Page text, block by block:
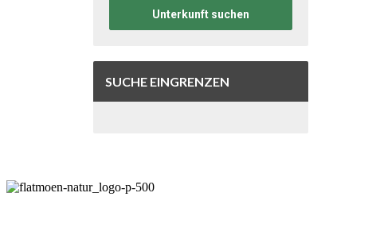
Unterkunft suchen
SUCHE EINGRENZEN